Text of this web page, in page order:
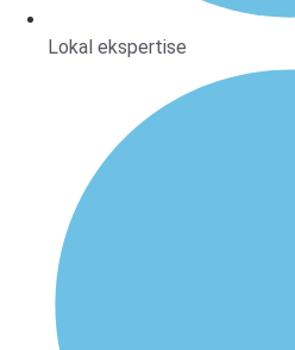
Lokal ekspertise